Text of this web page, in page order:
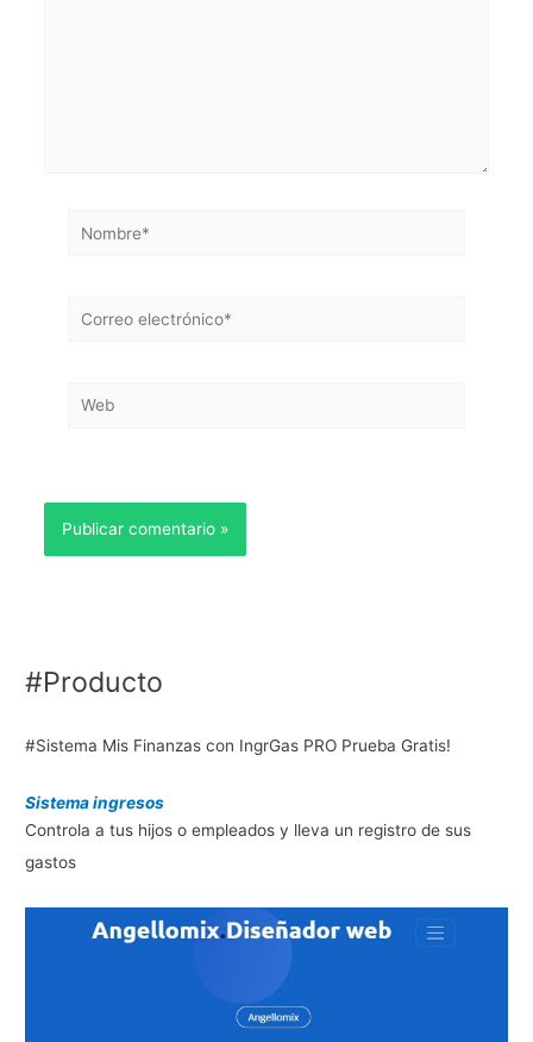
Nombre*
Correo
Web
#Producto
#Sistema Mis Finanzas con IngrGas PRO Prueba Gratis!
Sistema ingresos
Controla a tus hijos o empleados y lleva un registro de sus
gastos